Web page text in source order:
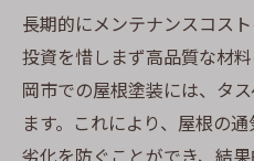
長期的にメンテナンスコス
投資を惜しまず高品質な材
岡市での屋根塗装には、タ
ます。これにより、屋根の
劣化を防ぐことができ、結果